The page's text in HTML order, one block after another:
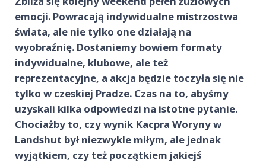
emocji. Powracają indywidualne mistrzostwa
świata, ale nie tylko one działają na
wyobraźnię. Dostaniemy bowiem formaty
indywidualne, klubowe, ale też
reprezentacyjne, a akcja będzie toczyła się nie
tylko w czeskiej Pradze. Czas na to, abyśmy
uzyskali kilka odpowiedzi na istotne pytanie.
Chociażby to, czy wynik Kacpra Woryny w
Landshut był niezwykle miłym, ale jednak
wyjątkiem, czy też początkiem jakiejś